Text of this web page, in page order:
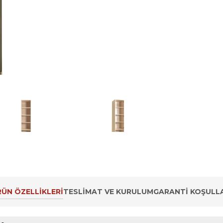
ÖZELLIKLERITESLIMAT VE KURULUMGARANTI